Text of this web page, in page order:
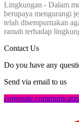
Lingkungan - Dalam
berupaya mengurangi
telah disempurnakan
ramah terhadap
Contact Us
Do you have any
Send via email to us